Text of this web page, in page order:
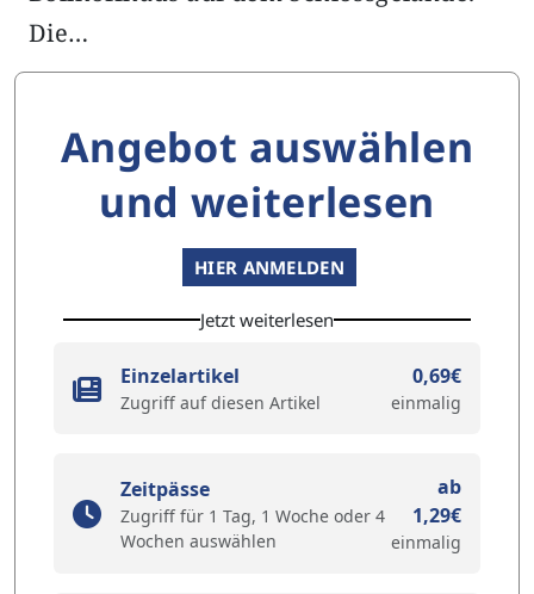
Die…
Angebot auswählen
und weiterlesen
HIER ANMELDEN
Jetzt weiterlesen
Einzelartikel
Zugriff auf diesen Artikel
0,69€
einmalig
Zeitpässe
Zugriff für 1 Tag, 1 Woche oder 4
Wochen auswählen
ab
1,29€
einmalig